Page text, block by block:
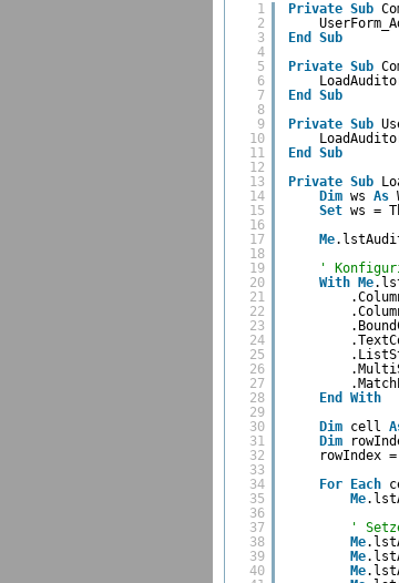
1
2
3
4
5
6
7
8
9
10
11
12
13
14
15
16
17
18
19
20
21
22
23
24
25
26
27
28
29
30
31
32
33
34
35
36
37
38
39
40
Private Sub
End
Sub
Private Sub
End
Sub
Private Sub
End
Sub
Private Sub
Dim ws As
Set ws =
Me
'
With
Me
End
With
Dim cell
Dim
rowIndex
For
Each
Me
'
Me
Me
Me